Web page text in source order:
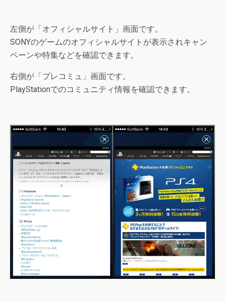
左側が 「オフィシャルサイト」 画面です。
SONYのゲームのオフィシャルサイトが表示されキャン
ペーンや特集などを確認できます。
右側が 「プレコミュ」 画面です。
PlayStationでのコミュニティ情報を確認できます。